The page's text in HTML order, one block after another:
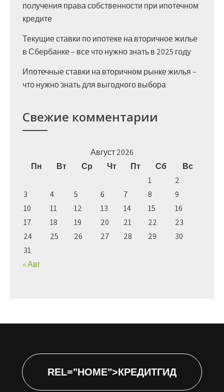
получения права собственности при ипотечном
кредите
Текущие ставки по ипотеке на вторичное жилье
в Сбербанке – все что нужно знать в 2025 году
Ипотечные ставки на вторичном рынке жилья –
что нужно знать для выгодного выбора
Свежие комментарии
Август 2026
Пн
Вт Ср Чт Пт Сб
Вс
1
2
3
4 5 6 7 8
9
10
11 12 13 14 15
16
17
18 19 20 21 22
23
24
25 26 27 28 29
30
31
« Авг
REL="HOME">КРЕДИТГИД